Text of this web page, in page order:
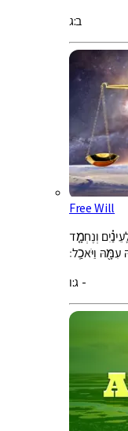
ב:ג
Free Will
וְנֶחְמָ֤ד
וַיֹּאכַֽל׃
ג:ו -